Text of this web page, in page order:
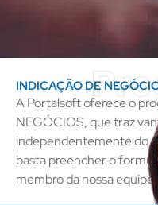
INDICAÇÃO DE
A Portalsoft oferece o
NEGÓCIOS, que traz
independentemente do
basta preencher o
membro da nossa